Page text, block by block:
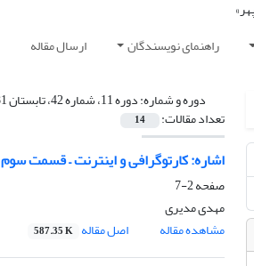
راهنمای نویسندگان ارسال مقاله
دوره و شماره:دوره 11، شماره 42، تابستان 1381، صفحه 1-64
تعداد مقالات: 14
اشاره: کارتوگرافی و اینترنت – قسمت سوم
صفحه2-7
مهدی مدیری
مشاهده مقاله
اصل مقاله 587.35 K